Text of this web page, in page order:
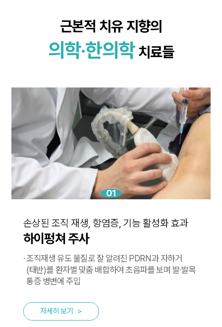
근본적 치유 지향의
의학·한의학치료들
01
손상된 조직 재생, 항염증, 기능 활성화 효과
하이펑쳐 주사
·조직재생 유도 물질로 잘 알려진 PDRN과자하거
(태반)를 환자별 맞춤 배합하여 초음파를 보며 발·발목
통증 병변에 주입
자세히 보기 >